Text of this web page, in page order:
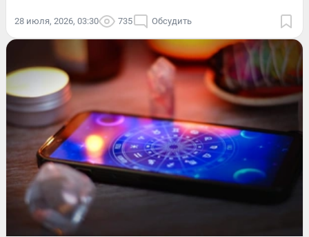
28 июля, 2026, 03:30 735 Обсудить